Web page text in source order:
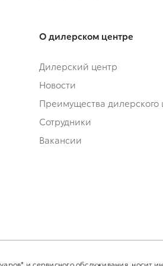
О дилерском центре
Дилерский центр
Новости
Преимущества дилерского
Сотрудники
Вакансии
и сервисного обслуживания, носит